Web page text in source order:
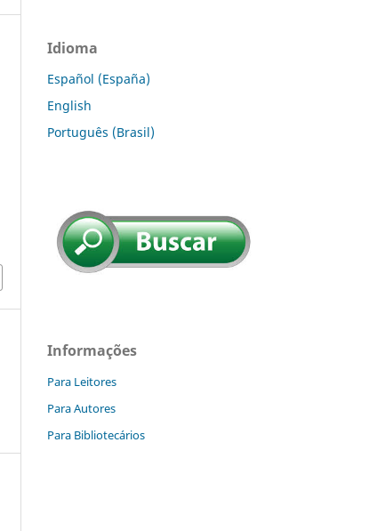
Idioma
Español (España)
English
Português (Brasil)
Informações
Para Leitores
Para Autores
Para Bibliotecários